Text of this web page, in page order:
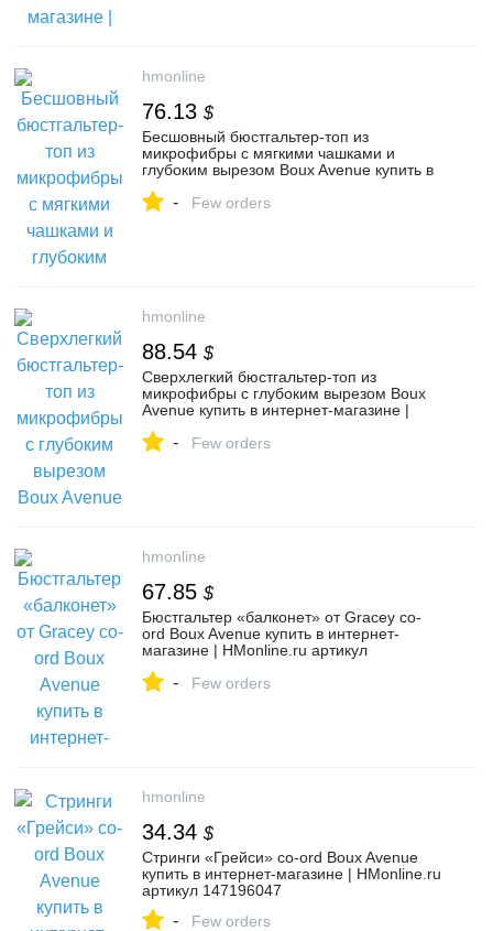
hmonline
76.13 $
Бесшовный бюстгальтер-топ из
микрофибры с мягкими чашками и
глубоким вырезом Boux Avenue купить в
149769556
- Few orders
hmonline
88.54 $
Сверхлегкий бюстгальтер-топ из
микрофибры с глубоким вырезом Boux
Avenue купить в интернет-магазине |
- Few orders
hmonline
67.85 $
Бюстгальтер «балконет» от Gracey co-
ord Boux Avenue купить в интернет-
магазине | HMonline.ru артикул
- Few orders
hmonline
34.34 $
Стринги «Грейси» co-ord Boux Avenue
купить в интернет-магазине | HMonline.ru
артикул 147196047
- Few orders